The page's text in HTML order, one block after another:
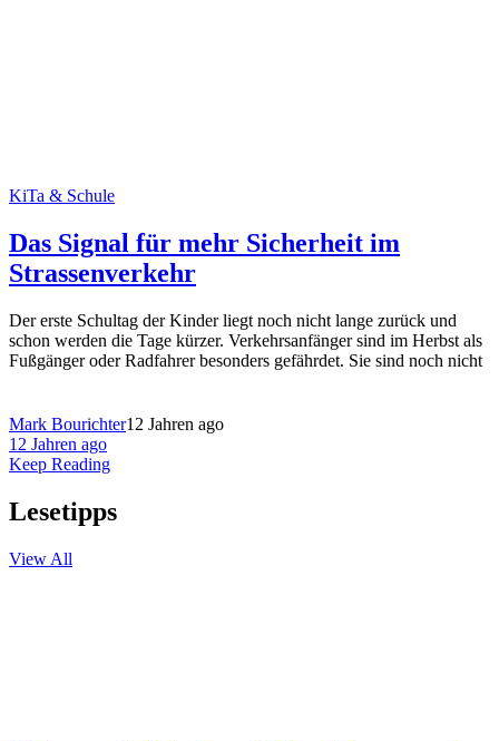
KiTa & Schule
Das Signal für mehr Sicherheit im
Strassenverkehr
Der erste Schultag der Kinder liegt noch nicht lange zurück und
schon werden die Tage kürzer. Verkehrsanfänger sind im Herbst als
Fußgänger oder Radfahrer besonders gefährdet. Sie sind noch nicht
Mark Bourichter12 Jahren ago
12 Jahren ago
Keep Reading
Lesetipps
View All